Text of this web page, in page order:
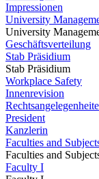
Impressionen
University
University
Geschäftsverteilung
Stab Präsidium
Stab Präsidium
Workplace Safety
Innenrevision
President
Kanzlerin
Faculties and
Faculties and
Faculty I